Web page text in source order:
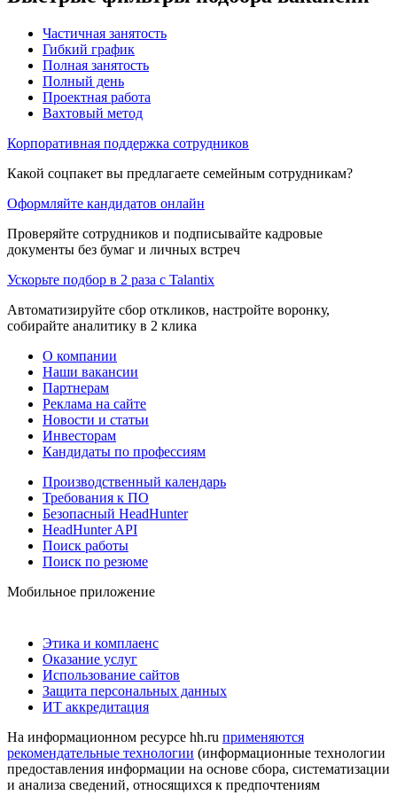
Частичная занятость
Гибкий график
Полная занятость
Полный день
Проектная работа
Вахтовый метод
Корпоративная поддержка сотрудников
Какой соцпакет вы предлагаете семейным сотрудникам?
Оформляйте кандидатов онлайн
Проверяйте сотрудников и подписывайте кадровые
документы без бумаг и личных встреч
Ускорьте подбор в 2 раза с Talantix
Автоматизируйте сбор откликов, настройте воронку,
собирайте аналитику в 2 клика
О компании
Наши вакансии
Партнерам
Реклама на сайте
Новости и статьи
Инвесторам
Кандидаты по профессиям
Производственный календарь
Требования к ПО
Безопасный HeadHunter
HeadHunter API
Поиск работы
Поиск по резюме
Мобильное приложение
Этика и комплаенс
Оказание услуг
Использование сайтов
Защита персональных данных
ИТ аккредитация
На информационном ресурсе hh.ru применяются
рекомендательные технологии (информационные технологии
предоставления информации на основе сбора, систематизации
и анализа сведений, относящихся к предпочтениям